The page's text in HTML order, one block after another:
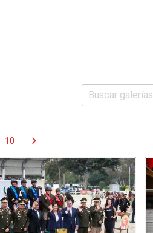
10 chevron_right